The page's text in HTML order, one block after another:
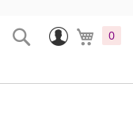
0
Промени
Search